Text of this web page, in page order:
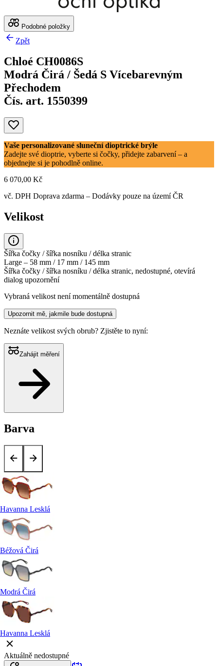
Podobné položky
Zpět
Chloé CH0086S
Modrá Čirá / Šedá S Vícebarevným
Přechodem
Čís. art. 1550399
Vaše personalizované sluneční dioptrické brýle
Zadejte své dioptrie, vyberte si čočky, přidejte zabarvení – a
objednejte si je pohodlně online.
6 070,00 Kč
vč. DPH Doprava zdarma – Dodávky pouze na území ČR
Velikost
Šířka čočky / šířka nosníku / délka stranic
Large – 58 mm / 17 mm / 145 mm
Šířka čočky / šířka nosníku / délka stranic, nedostupné, otevírá
dialog upozornění
Vybraná velikost není momentálně dostupná
Upozornit mě, jakmile bude dostupná
Neznáte velikost svých obrub? Zjistěte to nyní:
Zahájit měření
Barva
Havanna Lesklá
Béžová Čirá
Modrá Čirá
Havanna Lesklá
Aktuálně nedostupné